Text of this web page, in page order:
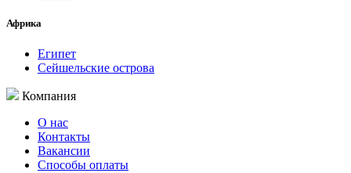
Африка
Египет
Сейшельские острова
Компания
О нас
Контакты
Вакансии
Способы оплаты